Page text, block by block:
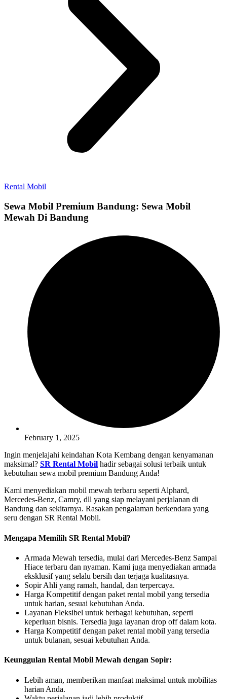
Rental Mobil
Sewa Mobil Premium Bandung: Sewa Mobil
Mewah Di Bandung
February 1, 2025
Ingin menjelajahi keindahan Kota Kembang dengan kenyamanan
maksimal? SR Rental Mobil hadir sebagai solusi terbaik untuk
kebutuhan sewa mobil premium Bandung Anda!
Kami menyediakan mobil mewah terbaru seperti Alphard,
Mercedes-Benz, Camry, dll yang siap melayani perjalanan di
Bandung dan sekitarnya. Rasakan pengalaman berkendara yang
seru dengan SR Rental Mobil.
Mengapa Memilih SR Rental Mobil?
Armada Mewah tersedia, mulai dari Mercedes-Benz Sampai
Hiace terbaru dan nyaman. Kami juga menyediakan armada
eksklusif yang selalu bersih dan terjaga kualitasnya.
Sopir Ahli yang ramah, handal, dan terpercaya.
Harga Kompetitif dengan paket rental mobil yang tersedia
untuk harian, sesuai kebutuhan Anda.
Layanan Fleksibel untuk berbagai kebutuhan, seperti
keperluan bisnis. Tersedia juga layanan drop off dalam kota.
Harga Kompetitif dengan paket rental mobil yang tersedia
untuk bulanan, sesuai kebutuhan Anda.
Keunggulan Rental Mobil Mewah dengan Sopir:
Lebih aman, memberikan manfaat maksimal untuk mobilitas
harian Anda.